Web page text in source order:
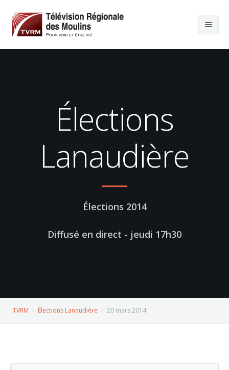
Élections
Lanaudière
Élections 2014
Diffusé en direct - jeudi 17h30
TVRM Élections Lanaudière 20 mars 2014